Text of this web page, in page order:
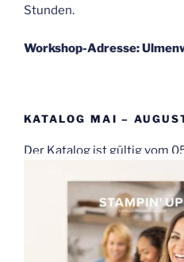
Stunden.
Workshop-Adresse:
KATALOG MAI –
Der Katalog ist gültig vom